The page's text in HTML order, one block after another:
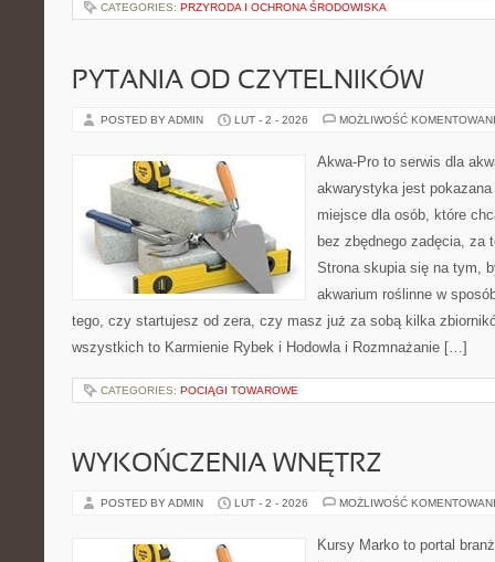
CATEGORIES: PRZYRODA I OCHRONA ŚRODOWISKA
PYTANIA OD CZYTELNIKÓW
POSTED BY ADMIN LUT - 2 - 2026 MOŻLIWOŚĆ
Akwa-Pro to serwis dla
akwarystyka jest
miejsce dla osób, które
bez zbędnego zadęcia, za
Strona skupia się na tym,
akwarium roślinne w
tego, czy startujesz od zera, czy masz już za sobą kilka
wszystkich to Karmienie Rybek i Hodowla i Rozmnażanie […]
CATEGORIES: POCIĄGI TOWAROWE
WYKOŃCZENIA WNĘTRZ
POSTED BY ADMIN LUT - 2 - 2026 MOŻLIWOŚĆ
Kursy Marko to portal